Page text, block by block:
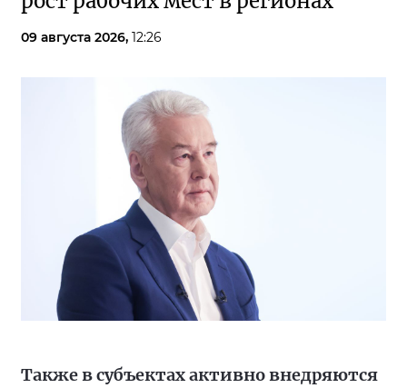
09 августа 2026, 12:26
Также в субъектах активно внедряются